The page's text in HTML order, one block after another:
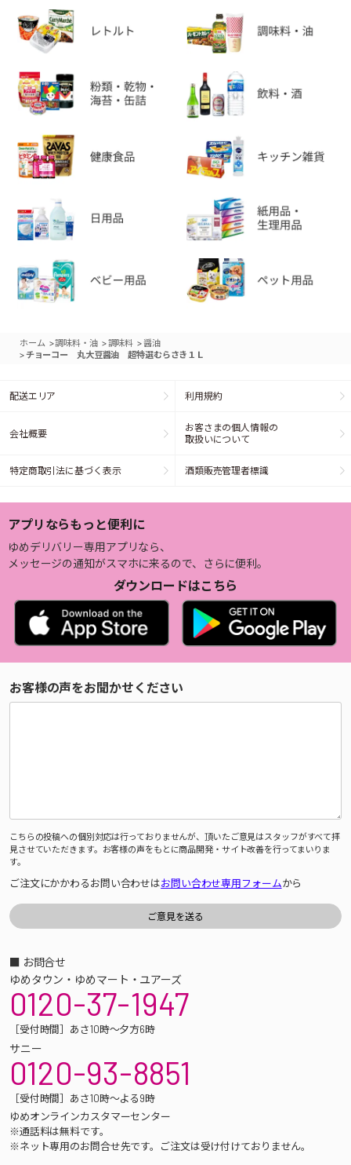
ホーム >調味料・油 >調味料 >醤油
>チョーコー 丸大豆醤油 超特選むらさき１Ｌ
配送エリア 利用規約
会社概要
お客さまの個人情報の
取扱いについて
特定商取引法に基づく表示 酒類販売管理者標識
アプリならもっと便利に
ゆめデリバリー専用アプリなら、
メッセージの通知がスマホに来るので、さらに便利。
ダウンロードはこちら
お客様の声をお聞かせください
こちらの投稿への個別対応は行っておりませんが、頂いたご意見はスタッフがすべて拝
見させていただきます。お客様の声をもとに商品開発・サイト改善を行ってまいりま
す。
ご注文にかかわるお問い合わせはお問い合わせ専用フォームから
■ お問合せ
ゆめタウン・ゆめマート・ユアーズ
0120-37-1947
［受付時間］あさ10時～夕方6時
サニー
0120-93-8851
［受付時間］あさ10時～よる9時
ゆめオンラインカスタマーセンター
※通話料は無料です。
※ネット専用のお問合せ先です。ご注文は受け付けておりません。